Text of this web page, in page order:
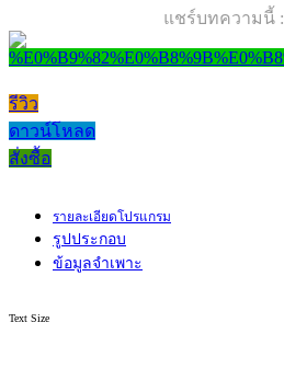
แชร์บทความนี้ :
รีวิว
ดาวน์โหลด
สั่งซื้อ
รายละเอียดโปรแกรม
รูปประกอบ
ข้อมูลจำเพาะ
Text Size